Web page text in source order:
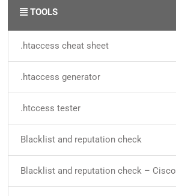
TOOLS
.htaccess cheat sheet
.htaccess generator
.htccess tester
Blacklist and reputation check
Blacklist and reputation check – Cisco